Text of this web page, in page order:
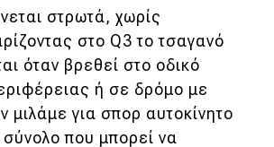
στρωτά, χωρίς
στο Q3 το τσαγανό
όταν βρεθεί στο οδικό
ή σε δρόμο με
μιλάμε για σπορ αυτοκίνητο
σύνολο που μπορεί να